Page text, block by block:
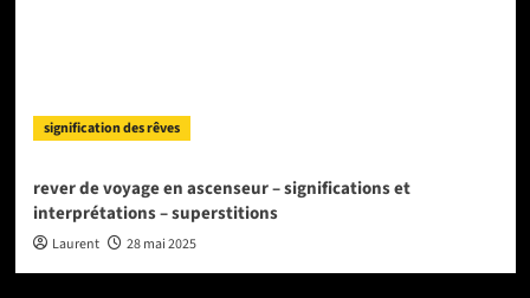
signification des rêves
rever de voyage en ascenseur – significations et
interprétations – superstitions
Laurent 28 mai 2025